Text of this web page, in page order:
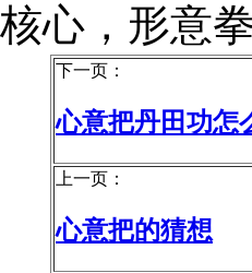
核心，形意
下一页：
心意把丹田功怎
上一页：
心意把的猜想